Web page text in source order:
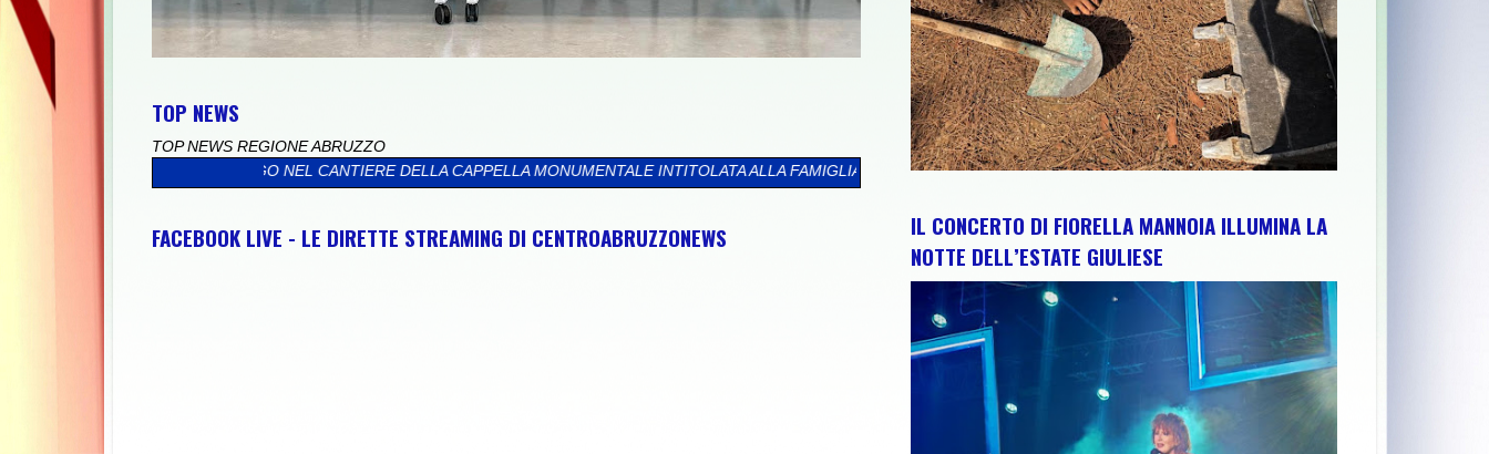
TOP NEWS
TOP NEWS REGIONE ABRUZZO
NEL CANTIERE DELLA CAPPELLA MONUMENTALE INTITOLATA ALLA FAMIGLIA MAZARA" >> “L’ABRUZZO È…”, AL VIA LA CAMPAGNA SOCIAL DEDICATA AGLI ABRUZZESI NEL MONDO
FACEBOOK LIVE - LE DIRETTE STREAMING DI CENTROABRUZZONEWS
IL CONCERTO DI FIORELLA MANNOIA ILLUMINA LA
NOTTE DELL’ESTATE GIULIESE